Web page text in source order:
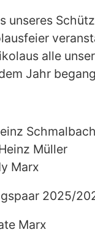
unseres
alle
Jahr
Schmalbach
Müller
Marx
2025/
Marx